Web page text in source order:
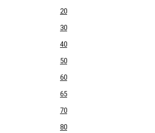
20
30
40
50
60
65
70
80